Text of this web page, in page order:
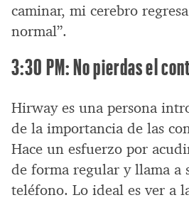
caminar, mi cerebro
normal”.
3:30 PM: No pierdas el
Hirway es una persona
de la importancia de las
Hace un esfuerzo por
de forma regular y llama a
teléfono. Lo ideal es ver a